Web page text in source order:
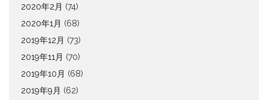
2020年2月 (74)
2020年1月 (68)
2019年12月 (73)
2019年11月 (70)
2019年10月 (68)
2019年9月 (62)